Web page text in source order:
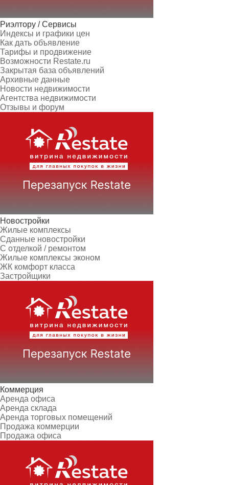
Риэлтору / Сервисы
Индексы и графики цен
Как дать объявление
Тарифы и продвижение
Возможности Restate.ru
Закрытая база объявлений
Архивные данные
Новости недвижимости
Агентства недвижимости
Отзывы и форум
Новостройки
Жилые комплексы
Сданные новостройки
С отделкой / ремонтом
Жилые комплексы эконом
ЖК комфорт класса
Застройщики
Коммерция
Аренда офиса
Аренда склада
Аренда торговых помещений
Продажа коммерции
Продажа офиса